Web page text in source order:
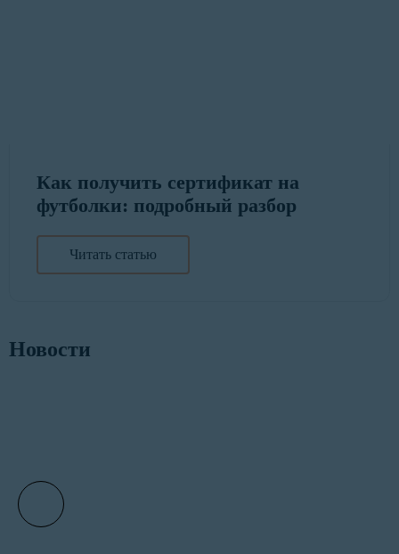
Как получить сертификат на
футболки: подробный разбор
Читать статью
Новости